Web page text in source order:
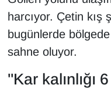
harcıyor. Çetin kış
bugünlerde
sahne oluyor.
"Kar kalınlığı
Kamu Alımları
Kim Kimdir?
Kültür & Sanat